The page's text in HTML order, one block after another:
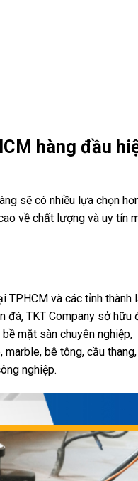
hàng đầu
sẽ có nhiều lựa chọn
về chất lượng và uy tín
TPHCM và các tỉnh thành
đá, TKT Company sở hữu
mặt sàn chuyên nghiệp,
bê tông, cầu thang,
nghiệp.